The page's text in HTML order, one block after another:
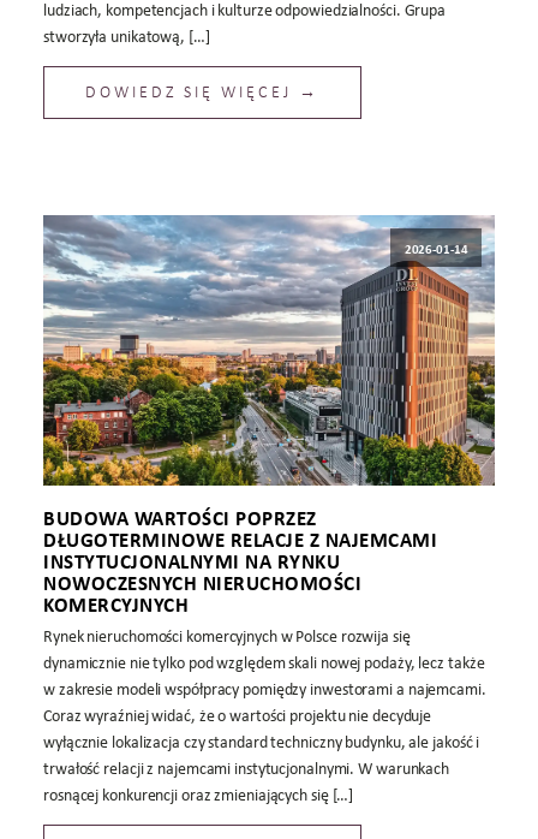
ludziach, kompetencjach i kulturze odpowiedzialności. Grupa
stworzyła unikatową, […]
DOWIEDZ SIĘ WIĘCEJ →
2026-01-14
BUDOWA WARTOŚCI POPRZEZ
DŁUGOTERMINOWE RELACJE Z NAJEMCAMI
INSTYTUCJONALNYMI NA RYNKU
NOWOCZESNYCH NIERUCHOMOŚCI
KOMERCYJNYCH
Rynek nieruchomości komercyjnych w Polsce rozwija się
dynamicznie nie tylko pod względem skali nowej podaży, lecz także
w zakresie modeli współpracy pomiędzy inwestorami a najemcami.
Coraz wyraźniej widać, że o wartości projektu nie decyduje
wyłącznie lokalizacja czy standard techniczny budynku, ale jakość i
trwałość relacji z najemcami instytucjonalnymi. W warunkach
rosnącej konkurencji oraz zmieniających się […]